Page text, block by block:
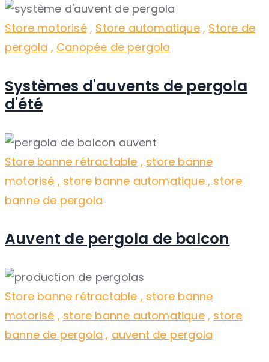
Store motorisé, Store automatique, Store de
pergola , Canopée de pergola
Systèmes d'auvents de pergola
d'été
Store banne rétractable , store banne
motorisé , store banne automatique, store
banne de pergola
Auvent de pergola de balcon
Store banne rétractable , store banne
motorisé , store banne automatique, store
banne de pergola , auvent de pergola